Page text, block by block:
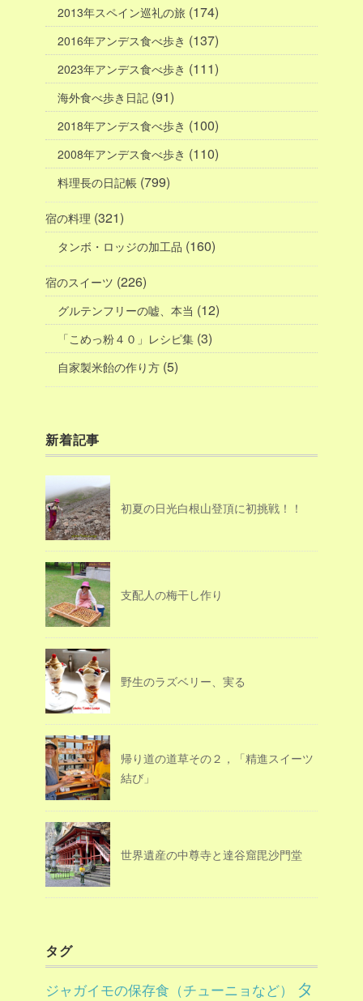
2013年スペイン巡礼の旅 (174)
2016年アンデス食べ歩き (137)
2023年アンデス食べ歩き (111)
海外食べ歩き日記 (91)
2018年アンデス食べ歩き (100)
2008年アンデス食べ歩き (110)
料理長の日記帳 (799)
宿の料理 (321)
タンボ・ロッジの加工品 (160)
宿のスイーツ (226)
グルテンフリーの嘘、本当 (12)
「こめっ粉４０」レシピ集 (3)
自家製米飴の作り方 (5)
新着記事
初夏の日光白根山登頂に初挑戦！！
支配人の梅干し作り
野生のラズベリー、実る
帰り道の道草その２，「精進スイーツ
結び」
世界遺産の中尊寺と達谷窟毘沙門堂
タグ
ジャガイモの保存食（チューニョなど）
タ